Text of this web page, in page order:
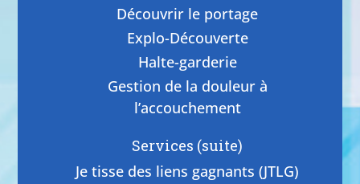
Découvrir le portage
Explo-Découverte
Halte-garderie
Gestion de la douleur à
l’accouchement
Services (suite)
Je tisse des liens gagnants (JTLG)